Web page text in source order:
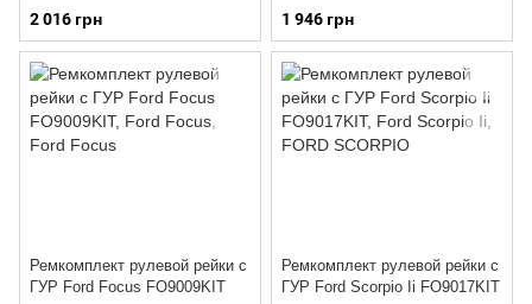
2 016 грн
FO9010KITMSG
1 946 грн
Ремкомплект рулевой рейки с
ГУР Ford Focus FO9009KIT
Ремкомплект рулевой рейки с
ГУР Ford Scorpio Ii FO9017KIT